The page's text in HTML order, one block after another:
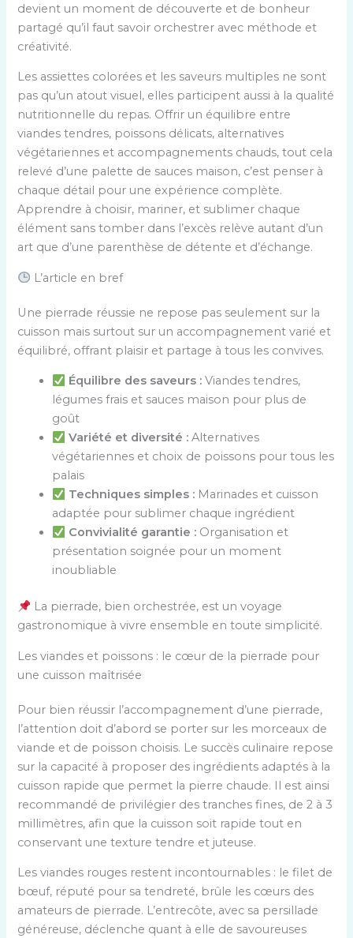
devient un moment de découverte et de bonheur
partagé qu’il faut savoir orchestrer avec méthode et
créativité.
Les assiettes colorées et les saveurs multiples ne sont
pas qu’un atout visuel, elles participent aussi à la qualité
nutritionnelle du repas. Offrir un équilibre entre
viandes tendres, poissons délicats, alternatives
végétariennes et accompagnements chauds, tout cela
relevé d’une palette de sauces maison, c’est penser à
chaque détail pour une expérience complète.
Apprendre à choisir, mariner, et sublimer chaque
élément sans tomber dans l’excès relève autant d’un
art que d’une parenthèse de détente et d’échange.
L’article en bref
Une pierrade réussie ne repose pas seulement sur la
cuisson mais surtout sur un accompagnement varié et
équilibré, offrant plaisir et partage à tous les convives.
Équilibre des saveurs :Viandes tendres,
légumes frais et sauces maison pour plus de
goût
Variété et diversité :Alternatives
végétariennes et choix de poissons pour tous les
palais
Techniques simples :Marinades et cuisson
adaptée pour sublimer chaque ingrédient
Convivialité garantie :Organisation et
présentation soignée pour un moment
inoubliable
La pierrade, bien orchestrée, est un voyage
gastronomique à vivre ensemble en toute simplicité.
Les viandes et poissons : le cœur de la pierrade pour
une cuisson maîtrisée
Pour bien réussir l’accompagnement d’une pierrade,
l’attention doit d’abord se porter sur les morceaux de
viande et de poisson choisis. Le succès culinaire repose
sur la capacité à proposer des ingrédients adaptés à la
cuisson rapide que permet la pierre chaude. Il est ainsi
recommandé de privilégier des tranches fines, de 2 à 3
millimètres, afin que la cuisson soit rapide tout en
conservant une texture tendre et juteuse.
Les viandes rouges restent incontournables : le filet de
bœuf, réputé pour sa tendreté, brûle les cœurs des
amateurs de pierrade. L’entrecôte, avec sa persillade
généreuse, déclenche quant à elle de savoureuses